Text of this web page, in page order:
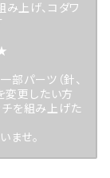
上げ、コダワ
部パーツ（針、
変更したい方
チを組み上げた
ませ。